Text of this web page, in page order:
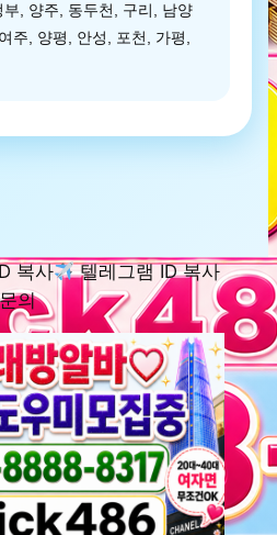
, 양주, 동두천, 구리, 남양
주, 양평, 안성, 포천, 가평,
복사
텔레그램 ID 복사
의